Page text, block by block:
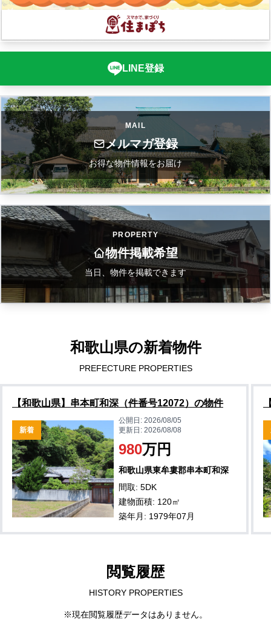
LINE登録
MAIL
メルマガ登録
お得な物件情報をお届け
PROPERTY
物件掲載希望
当日、物件を掲載できます
和歌山県の新着物件
PREFECTURE PROPERTIES
【和歌山県】串本町和深（件番号12072）の物件
新着
公開日:2026/08/05
更新日:2026/08/08
980万円
和歌山県東牟婁郡串本町和深
間取: 5DK
建物面積: 120㎡
築年月: 1979年07月
閲覧履歴
HISTORY PROPERTIES
※現在閲覧履歴データはありません。